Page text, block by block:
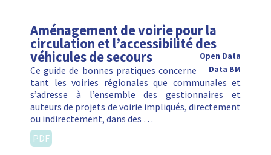
Aménagement de voirie pour la
circulation et l’accessibilité des
véhicules de secours
Open Data
Data BM
Ce guide de bonnes pratiques concerne
tant les voiries régionales que communales et
s’adresse à l’ensemble des gestionnaires et
auteurs de projets de voirie impliqués, directement
ou indirectement, dans des …
PDF